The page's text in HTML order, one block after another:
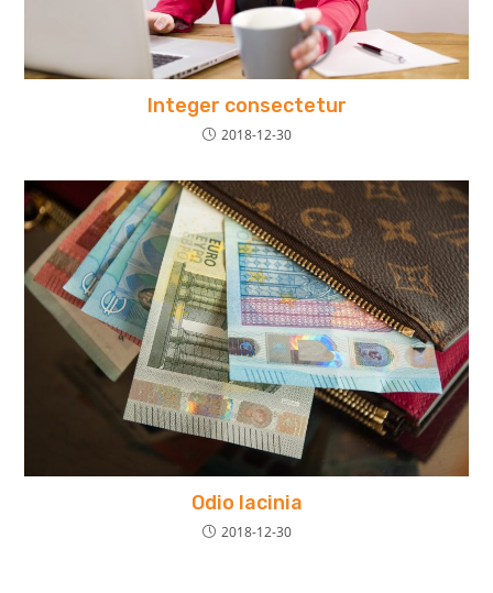
Integer consectetur
2018-12-30
Odio lacinia
2018-12-30